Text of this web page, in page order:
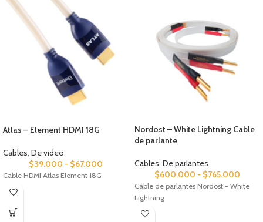
Atlas – Element HDMI 18G
Cables, De video
$39.000 - $67.000
Cable HDMI Atlas Element 18G
Nordost – White Lightning Cable
de parlante
Cables De parlantes
$600.000 - $765.000
Cable de parlantes Nordost - White
Lightning